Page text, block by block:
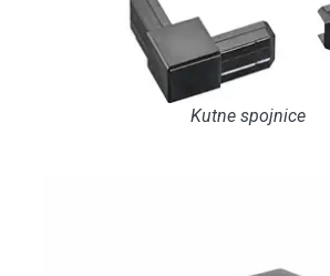
Kutne spojnice